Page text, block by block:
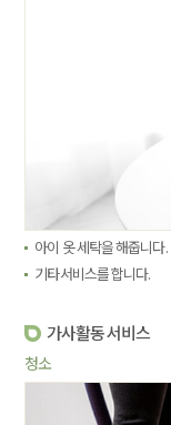
아이 옷 세탁을 해줍니다.
기타서비스를 합니다.
가사활동 서비스
청소